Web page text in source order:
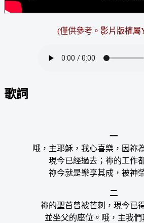
(僅供參考。 影片版權屬
歌詞
一
哦，主耶穌，我心喜樂，因祢
現今已經過去；祢的工作
祢今就是樂享其成，被神
二
祢的聖首曾被芒刺，現今已
並坐父的座位。哦，主我們